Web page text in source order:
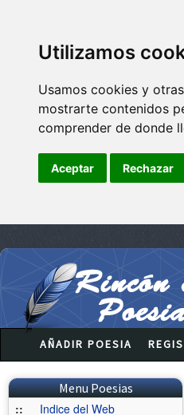
Utilizamos
Usamos cookies y
mostrarte contenidos
comprender de donde
Aceptar Rechazar
AÑADIR POESIA
Menu Poesias
::
Indice del Web